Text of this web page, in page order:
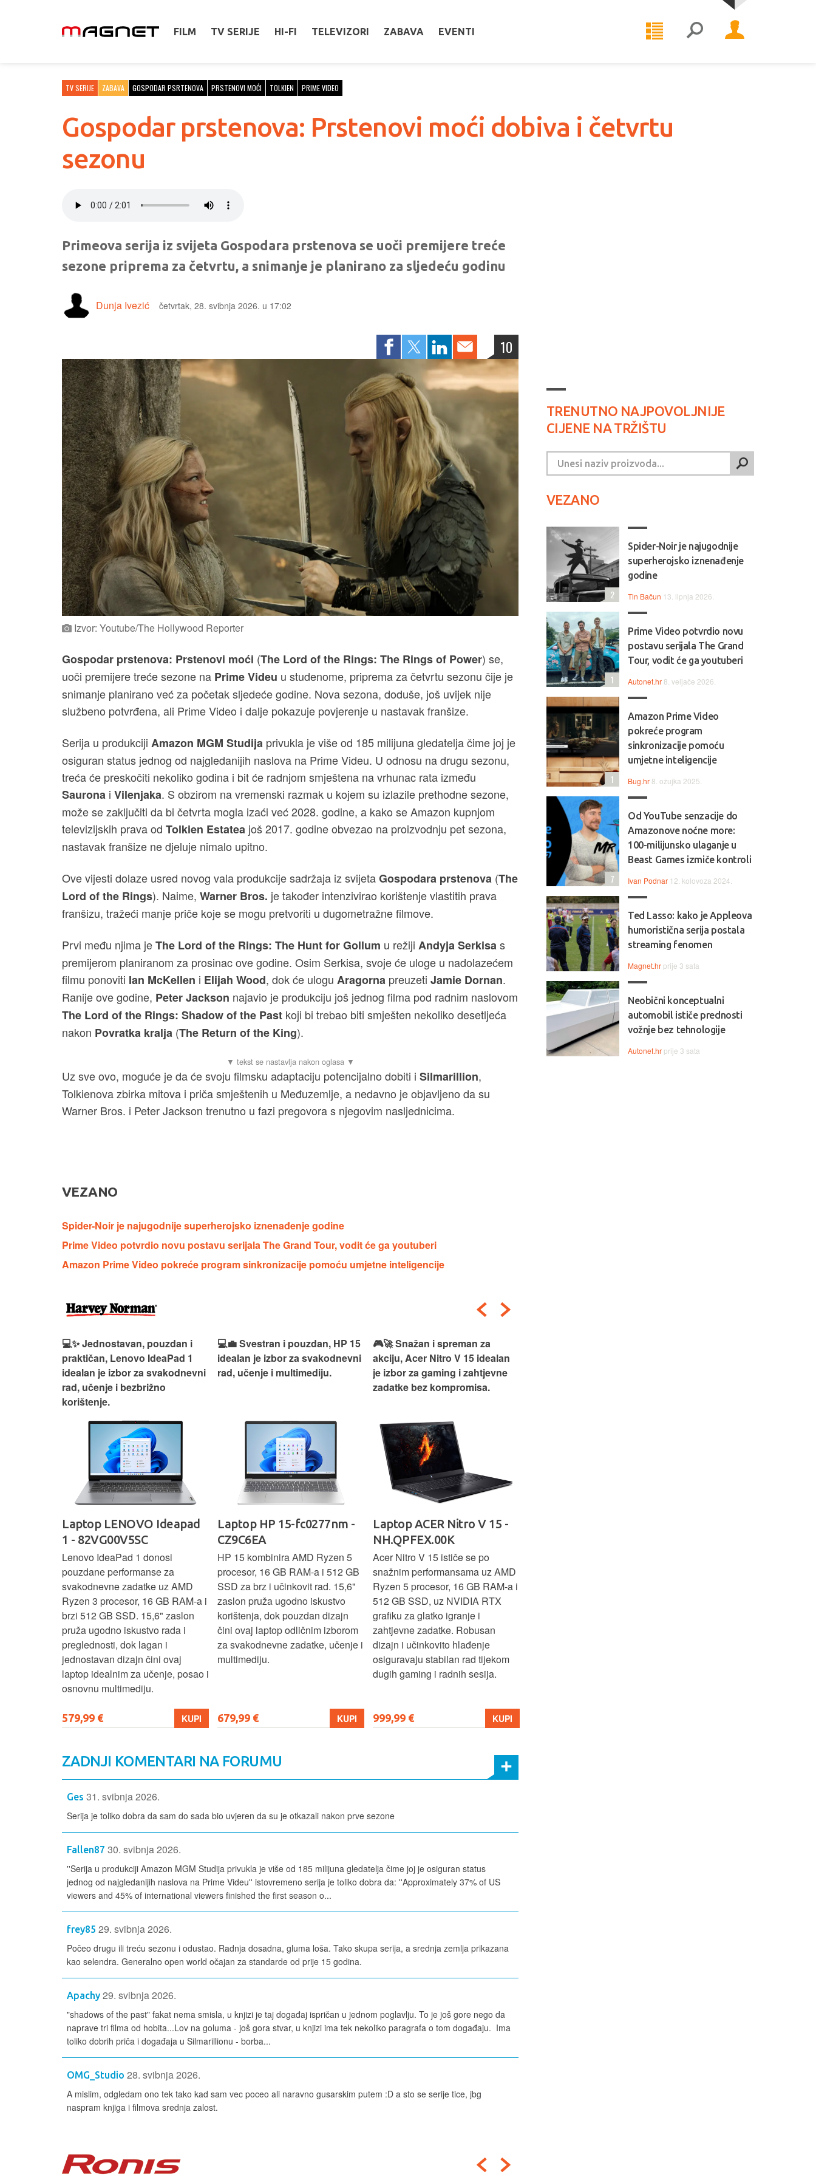
FILM TV SERIJE HI-FI TELEVIZORI ZABAVA EVENTI
TV SERIJE ZABAVA GOSPODAR PSRTENOVA PRSTENOVI MOĆI TOLKIEN PRIME VIDEO
Gospodar prstenova: Prstenovi moći dobiva i četvrtu
sezonu
Primeova serija iz svijeta Gospodara prstenova se uoči premijere treće
sezone priprema za četvrtu, a snimanje je planirano za sljedeću godinu
Dunja Ivezić četvrtak, 28. svibnja 2026. u 17:02
10
Izvor: Youtube/The Hollywood Reporter
Gospodar prstenova: Prstenovi moći (The Lord of the Rings: The Rings of Power) se,
uoči premijere treće sezone na Prime Videu u studenome, priprema za četvrtu sezonu čije je
snimanje planirano već za početak sljedeće godine. Nova sezona, doduše, još uvijek nije
službeno potvrđena, ali Prime Video i dalje pokazuje povjerenje u nastavak franšize.
Serija u produkciji Amazon MGM Studija privukla je više od 185 milijuna gledatelja čime joj je
osiguran status jednog od najgledanijih naslova na Prime Videu. U odnosu na drugu sezonu,
treća će preskočiti nekoliko godina i bit će radnjom smještena na vrhunac rata između
Saurona i Vilenjaka. S obzirom na vremenski razmak u kojem su izlazile prethodne sezone,
može se zaključiti da bi četvrta mogla izaći već 2028. godine, a kako se Amazon kupnjom
televizijskih prava od Tolkien Estatea još 2017. godine obvezao na proizvodnju pet sezona,
nastavak franšize ne djeluje nimalo upitno.
Ove vijesti dolaze usred novog vala produkcije sadržaja iz svijetaGospodara prstenova (The
Lord of the Rings). Naime, Warner Bros. je također intenzivirao korištenje vlastitih prava
franšizu, tražeći manje priče koje se mogu pretvoriti u dugometražne filmove.
Prvi među njima jeThe Lord of the Rings: The Hunt for Gollum u režiji Andyja Serkisas
premijerom planiranom za prosinac ove godine. Osim Serkisa, svoje će uloge u nadolazećem
filmu ponoviti Ian McKellen i Elijah Wood, dok će ulogu Aragorna preuzeti Jamie Dornan.
Ranije ove godine, Peter Jackson najavio je produkciju još jednog filma pod radnim naslovom
The Lord of the Rings: Shadow of the Past koji bi trebao biti smješten nekoliko desetljeća
nakon Povratka kralja (The Return of the King).
Uz sve ovo, moguće je da će svoju filmsku adaptaciju potencijalno dobiti i Silmarillion,
Tolkienova zbirka mitova i priča smještenih u Međuzemlje, a nedavno je objavljeno da su
Warner Bros. i Peter Jackson trenutno u fazi pregovora s njegovim nasljednicima.
VEZANO
Spider-Noir je najugodnije superherojsko iznenađenje godine
Prime Video potvrdio novu postavu serijala The Grand Tour, vodit će ga youtuberi
Amazon Prime Video pokreće program sinkronizacije pomoću umjetne inteligencije
💻✨ Jednostavan, pouzdan i
praktičan, Lenovo IdeaPad 1
idealan je izbor za svakodnevni
rad, učenje i bezbrižno
korištenje.
Laptop LENOVO Ideapad
1 - 82VG00V5SC
Lenovo IdeaPad 1 donosi
pouzdane performanse za
svakodnevne zadatke uz AMD
Ryzen 3 procesor, 16 GB RAM-a i
brzi 512 GB SSD. 15,6" zaslon
pruža ugodno iskustvo rada i
preglednosti, dok lagan i
jednostavan dizajn čini ovaj
laptop idealnim za učenje, posao i
osnovnu multimediju.
579,99 € KUPI
💻💼 Svestran i pouzdan, HP 15
idealan je izbor za svakodnevni
rad, učenje i multimediju.
Laptop HP 15-fc0277nm -
CZ9C6EA
HP 15 kombinira AMD Ryzen 5
procesor, 16 GB RAM-a i 512 GB
SSD za brz i učinkovit rad. 15,6"
zaslon pruža ugodno iskustvo
korištenja, dok pouzdan dizajn
čini ovaj laptop odličnim izborom
za svakodnevne zadatke, učenje i
multimediju.
679,99 € KUPI
🎮🚀 Snažan i spreman za
akciju, Acer Nitro V 15 idealan
je izbor za gaming i zahtjevne
zadatke bez kompromisa.
Laptop ACER Nitro V 15 -
NH.QPFEX.00K
Acer Nitro V 15 ističe se po
snažnim performansama uz AMD
Ryzen 5 procesor, 16 GB RAM-a i
512 GB SSD, uz NVIDIA RTX
grafiku za glatko igranje i
zahtjevne zadatke. Robusan
dizajn i učinkovito hlađenje
osiguravaju stabilan rad tijekom
dugih gaming i radnih sesija.
999,99 € KUPI
ZADNJI KOMENTARI NA FORUMU
Ges 31. svibnja 2026.
Serija je toliko dobra da sam do sada bio uvjeren da su je otkazali nakon prve sezone
Fallen87 30. svibnja 2026.
''Serija u produkciji Amazon MGM Studija privukla je više od 185 milijuna gledatelja čime joj je osiguran status
jednog od najgledanijih naslova na Prime Videu'' istovremeno serija je toliko dobra da: ''Approximately 37% of US
viewers and 45% of international viewers finished the first season o...
frey85 29. svibnja 2026.
Počeo drugu ili treću sezonu i odustao. Radnja dosadna, gluma loša. Tako skupa serija, a srednja zemlja prikazana
kao selendra. Generalno open world očajan za standarde od prije 15 godina.
Apachy 29. svibnja 2026.
"shadows of the past" fakat nema smisla, u knjizi je taj događaj ispričan u jednom poglavlju. To je još gore nego da
naprave tri filma od hobita...Lov na goluma - još gora stvar, u knjizi ima tek nekoliko paragrafa o tom događaju. Ima
toliko dobrih priča i događaja u Silmarillionu - borba...
OMG_Studio 28. svibnja 2026.
A mislim, odgledam ono tek tako kad sam vec poceo ali naravno gusarskim putem :D a sto se serije tice, jbg
naspram knjiga i filmova srednja zalost.
TRENUTNO NAJPOVOLJNIJE
CIJENE NA TRŽIŠTU
VEZANO
Spider-Noir je najugodnije
superherojsko iznenađenje
godine
Tin Bačun 13. lipnja 2026.
2
Prime Video potvrdio novu
postavu serijala The Grand
Tour, vodit će ga youtuberi
Autonet.hr8. veljače 2026.
1
Amazon Prime Video
pokreće program
sinkronizacije pomoću
umjetne inteligencije
Bug.hr8. ožujka 2025.
1
Od YouTube senzacije do
Amazonove noćne more:
100-milijunsko ulaganje u
Beast Games izmiče kontroli
Ivan Podnar 12. kolovoza 2024.
7
Ted Lasso: kako je Appleova
humoristična serija postala
streaming fenomen
Magnet.hr prije 3 sata
Neobični konceptualni
automobil ističe prednosti
vožnje bez tehnologije
Autonet.hr prije 3 sata